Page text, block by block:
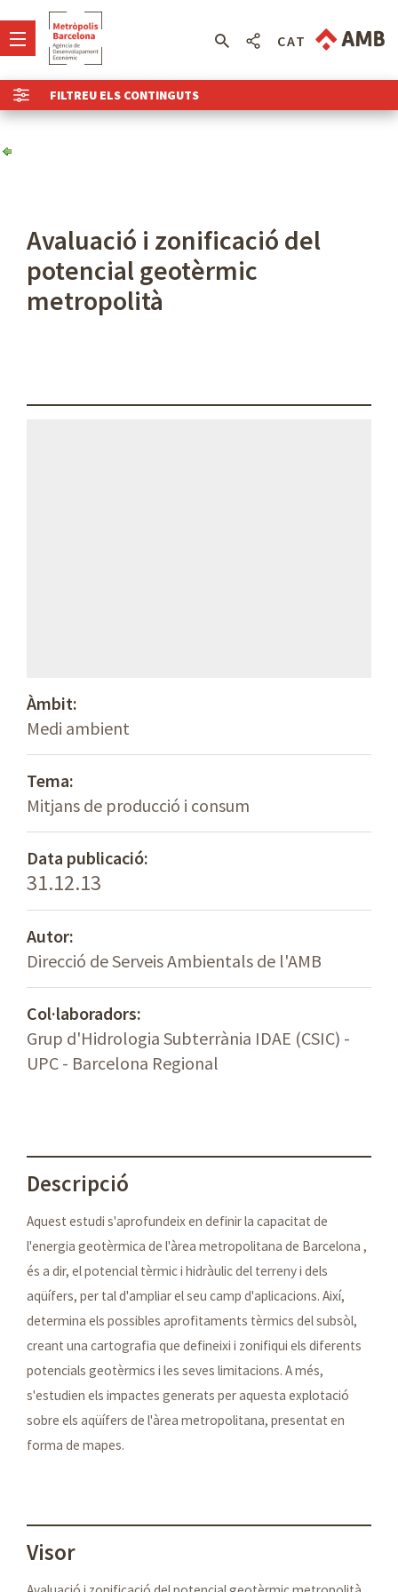
FILTREU ELS CONTINGUTS
CAT
Avaluació i zonificació del
potencial geotèrmic
metropolità
Àmbit:
Medi ambient
Tema:
Mitjans de producció i consum
Data publicació:
31.12.13
Autor:
Direcció de Serveis Ambientals de l'AMB
Col·laboradors:
Grup d'Hidrologia Subterrània IDAE (CSIC) -
UPC - Barcelona Regional
Descripció
Aquest estudi s'aprofundeix en definir la capacitat de
l'energia geotèrmica de l'àrea metropolitana de Barcelona ,
és a dir, el potencial tèrmic i hidràulic del terreny i dels
aqüífers, per tal d'ampliar el seu camp d'aplicacions. Així,
determina els possibles aprofitaments tèrmics del subsòl,
creant una cartografia que defineixi i zonifiqui els diferents
potencials geotèrmics i les seves limitacions. A més,
s'estudien els impactes generats per aquesta explotació
sobre els aqüífers de l'àrea metropolitana, presentat en
forma de mapes.
Visor